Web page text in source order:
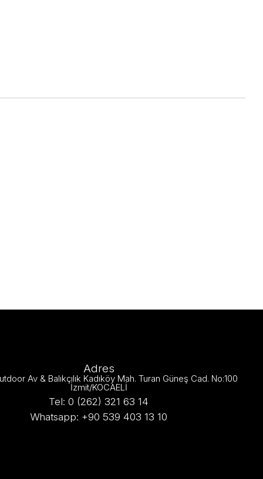
Adres
Av & Balıkçılık Kadıköy Mah. Turan Güneş Cad. No:100
İzmit/KOCAELİ
Tel: 0 (262) 321 63 14
Whatsapp: +90 539 403 13 10